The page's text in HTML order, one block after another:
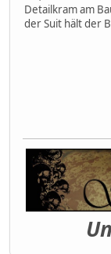
Detailkram am
der Suit hält der